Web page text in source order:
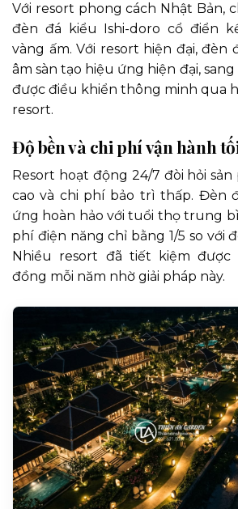
Với resort phong cách Nhật Bản,
đèn đá kiểu Ishi-doro cổ điển
vàng ấm. Với resort hiện đại, đèn
âm sàn tạo hiệu ứng hiện đại,
được điều khiển thông minh qua
resort.
Độ bền và chi phí vận hành
Resort hoạt động 24/7 đòi hỏi
cao và chi phí bảo trì thấp. Đèn
ứng hoàn hảo với tuổi thọ trung
phí điện năng chỉ bằng 1/5 so với
Nhiều resort đã tiết kiệm
đồng mỗi năm nhờ giải pháp này.